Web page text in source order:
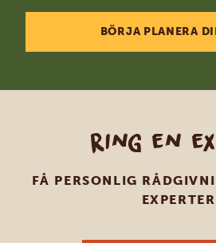
BÖRJA PLANERA
Ring en
FÅ PERSONLIG
EXPERTER